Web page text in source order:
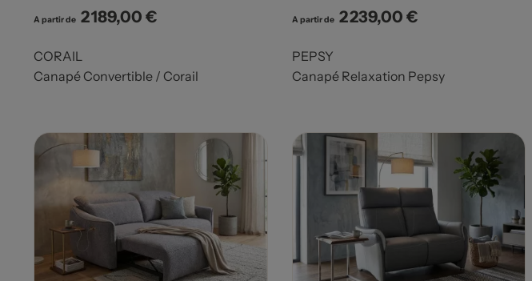
A partir de Prix
2 189,00 €
CORAIL
Canapé Convertible / Corail
A partir de Prix
2 239,00 €
PEPSY
Canapé Relaxation Pepsy